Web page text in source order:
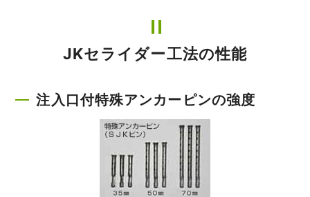
JKセライダー工法の性能
注入口付特殊アンカーピンの強度